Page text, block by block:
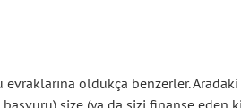
oldukça benzerler.
size (ya da sizi finanse eden